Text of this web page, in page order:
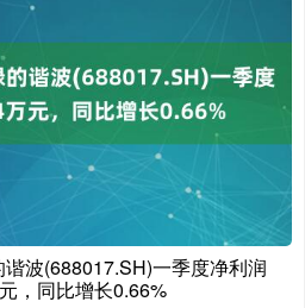
波(688017.SH)一季度净利润
，同比增长0.66%